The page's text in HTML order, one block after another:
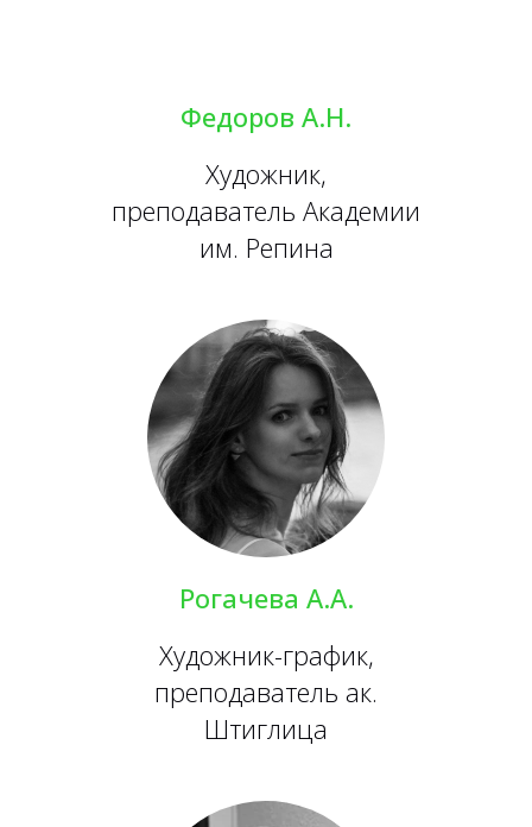
Федоров А.Н.
Художник,
преподаватель Академии
им. Репина
Рогачева А.А.
Художник-график,
преподаватель ак.
Штиглица